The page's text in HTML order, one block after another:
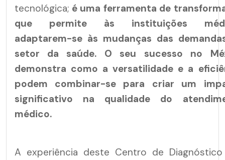
tecnológica; é uma ferramenta de
que permite às instituições
adaptarem-se às mudanças das
setor da saúde.
O seu sucesso no
demonstra como a versatilidade e a
podem combinar-se para criar um
significativo na qualidade do
médico.
A experiência deste Centro de